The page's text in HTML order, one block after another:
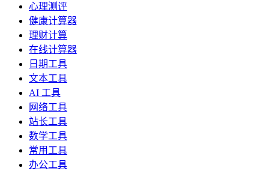
心理测评
健康计算器
理财计算
在线计算器
日期工具
文本工具
AI 工具
网络工具
站长工具
数学工具
常用工具
办公工具